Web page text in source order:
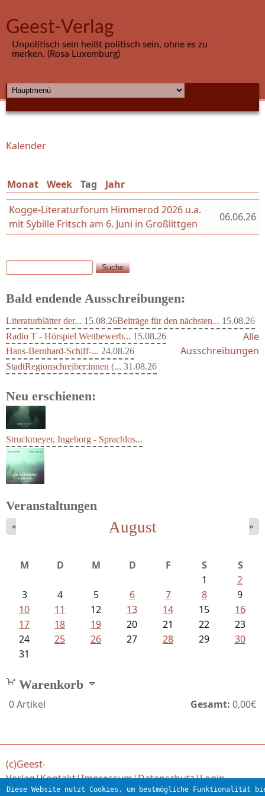
Geest-Verlag
Unpolitisch sein heißt politisch sein, ohne es zu
merken. (Rosa Luxemburg)
HAUPTMENÜ
Sie sind hier
Kalender
Monat Week Tag (aktiver Reiter)
Jahr
Kogge-Literaturforum Himmerod 2026 u.a.
mit Sybille Fritsch am 6. Juni in Großlittgen
06.06.26
Suchformular
Suche
Bald endende Ausschreibungen:
Literaturblätter der... 15.08.26Beiträge für den nächsten... 15.08.26
Radio T - Hörspiel Wettbewerb... 15.08.26
Hans-Bernhard-Schiff-... 24.08.26
StadtRegionschreiber:innen (... 31.08.26
Alle
Ausschreibungen
Neu erschienen:
Sigune Schnabel und Philipp...
Struckmeyer, Ingeborg - Sprachlos...
Veranstaltungen
August
« »
M D M D F S
S
1
2
3
4 5 6 7 8
9
10
11 12 13 14 15
16
17
18 19 20 21 22
23
24
25 26 27 28 29
30
31
Warenkorb
0Artikel Gesamt: 0,00€
(c)Geest-
Verlag|Kontakt|Impressum|Datenschutz|Login
Diese Website nutzt Cookies, um bestmögliche Funktionalität